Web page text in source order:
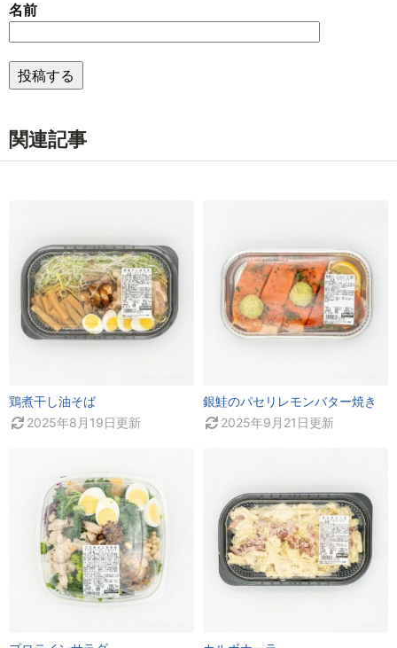
名前
関連記事
鶏煮干し油そば
2025年8月19日更新
銀鮭のパセリレモンバター焼き
2025年9月21日更新